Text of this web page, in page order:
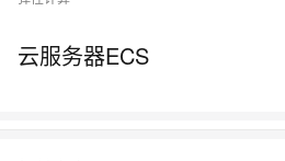
云服务器ECS